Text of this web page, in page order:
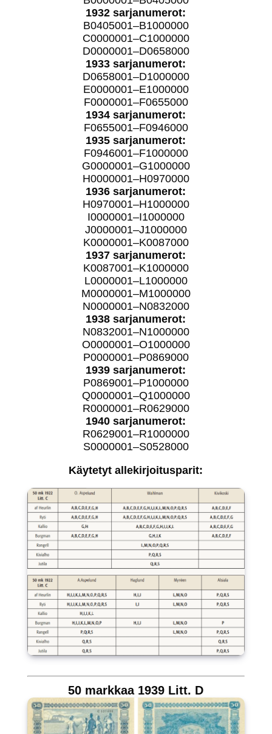
1932 sarjanumerot:
B0405001–B1000000
C0000001–C1000000
D0000001–D0658000
1933 sarjanumerot:
D0658001–D1000000
E0000001–E1000000
F0000001–F0655000
1934 sarjanumerot:
F0655001–F0946000
1935 sarjanumerot:
F0946001–F1000000
G0000001–G1000000
H0000001–H0970000
1936 sarjanumerot:
H0970001–H1000000
I0000001–I1000000
J0000001–J1000000
K0000001–K0087000
1937 sarjanumerot:
K0087001–K1000000
L0000001–L1000000
M0000001–M1000000
N0000001–N0832000
1938 sarjanumerot:
N0832001–N1000000
O0000001–O1000000
P0000001–P0869000
1939 sarjanumerot:
P0869001–P1000000
Q0000001–Q1000000
R0000001–R0629000
1940 sarjanumerot:
R0629001–R1000000
S0000001–S0528000
Käytetyt allekirjoitusparit:
50 markkaa 1939 Litt. D